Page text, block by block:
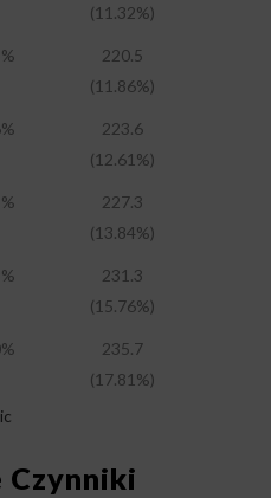
(11.32%)
220.5
(11.86%)
223.6
(12.61%)
227.3
(13.84%)
231.3
(15.76%)
235.7
(17.81%)
Czynniki